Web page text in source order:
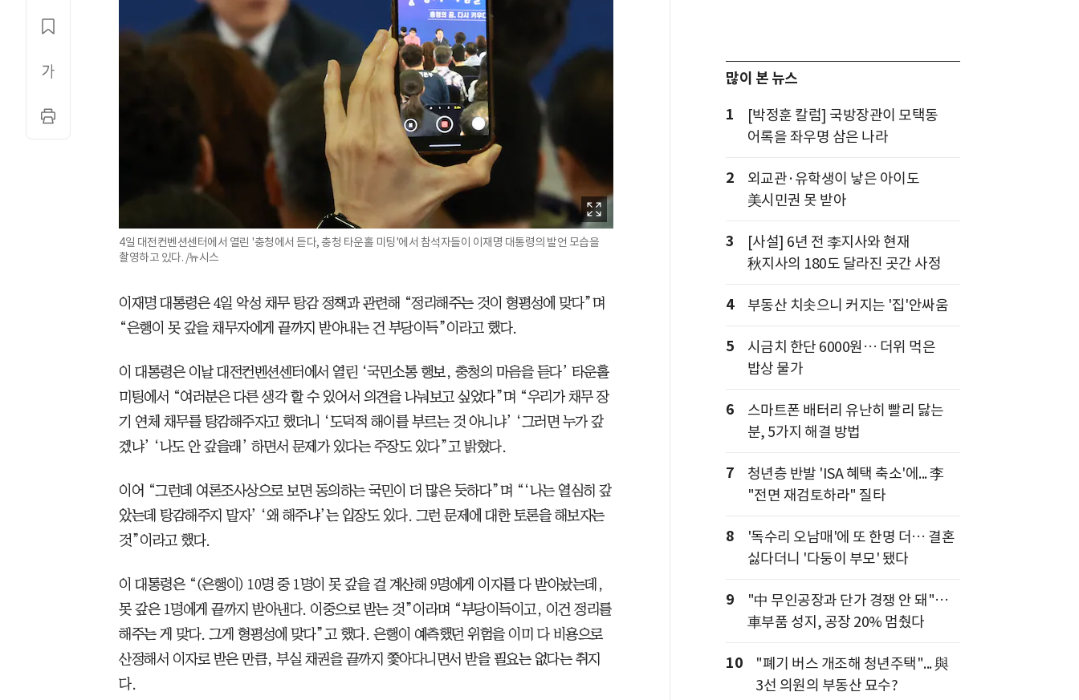
4일 대전컨벤션센터에서 열린 '충청에서 듣다, 충청 타운홀 미팅'에서 참석자들이 이재명 대통령의 발언 모습을
촬영하고 있다. /뉴시스
이재명 대통령은 4일 악성 채무 탕감 정책과 관련해 “정리해주는 것이 형평성에 맞다”며
“은행이 못 갚을 채무자에게 끝까지 받아내는 건 부당이득”이라고 했다.
이 대통령은 이날 대전컨벤션센터에서 열린 ‘국민소통 행보, 충청의 마음을 듣다’ 타운홀
미팅에서 “여러분은 다른 생각 할 수 있어서 의견을 나눠보고 싶었다”며 “우리가 채무 장
기 연체 채무를 탕감해주자고 했더니 ‘도덕적 해이를 부르는 것 아니냐’ ‘그러면 누가 갚
겠냐’ ‘나도 안 갚을래’ 하면서 문제가 있다는 주장도 있다”고 밝혔다.
이어 “그런데 여론조사상으로 보면 동의하는 국민이 더 많은 듯하다”며 “‘나는 열심히 갚
았는데 탕감해주지 말자’ ‘왜 해주냐’는 입장도 있다. 그런 문제에 대한 토론을 해보자는
것”이라고 했다.
이 대통령은 “(은행이) 10명 중 1명이 못 갚을 걸 계산해 9명에게 이자를 다 받아놨는데,
못 갚은 1명에게 끝까지 받아낸다. 이중으로 받는 것”이라며 “부당이득이고, 이건 정리를
해주는 게 맞다. 그게 형평성에 맞다”고 했다. 은행이 예측했던 위험을 이미 다 비용으로
산정해서 이자로 받은 만큼, 부실 채권을 끝까지 쫓아다니면서 받을 필요는 없다는 취지
다.
많이 본 뉴스
1
[박정훈 칼럼] 국방장관이 모택동
어록을 좌우명 삼은 나라
2
외교관·유학생이 낳은 아이도
美시민권 못 받아
3
[사설] 6년 전 李지사와 현재
秋지사의 180도 달라진 곳간 사정
4 부동산 치솟으니 커지는 '집'안싸움
5
시금치 한단 6000원… 더위 먹은
밥상 물가
6
스마트폰 배터리 유난히 빨리 닳는
분, 5가지 해결 방법
7
청년층 반발 'ISA 혜택 축소'에... 李
"전면 재검토하라" 질타
8
'독수리 오남매'에 또 한명 더… 결혼
싫다더니 '다둥이 부모' 됐다
9
"中 무인공장과 단가 경쟁 안 돼"…
車부품 성지, 공장 20% 멈췄다
10
"폐기 버스 개조해 청년주택"... 與
3선 의원의 부동산 묘수?